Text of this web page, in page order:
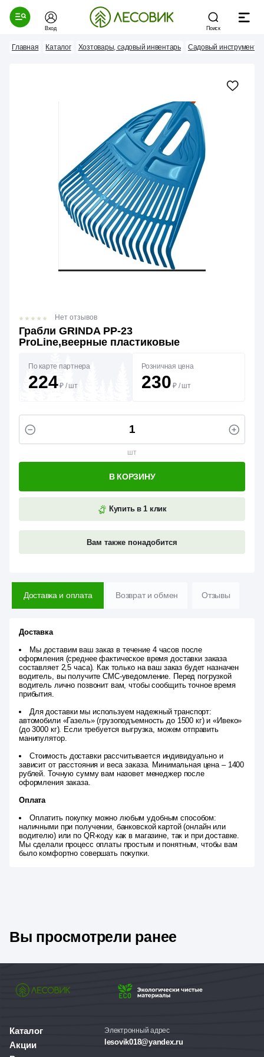
Вход Поиск
Главная Каталог Хозтовары, садовый инвентарь Садовый инструмент
Грабли GRINDA PP-23
ProLine,веерные пластиковые
Нет отзывов
По карте партнера
224₽ / шт
Розничная цена
230 ₽ / шт
шт
Купить в 1 клик
Вам также понадобится
В КОРЗИНУ
Доставка и оплата Возврат и обмен Отзывы
Доставка
Мы доставим ваш заказ в течение 4 часов после
оформления (среднее фактическое время доставки заказа
составляет 2,5 часа). Как только на ваш заказ будет назначен
водитель, вы получите СМС-уведомление. Перед погрузкой
водитель лично позвонит вам, чтобы сообщить точное время
прибытия.
Для доставки мы используем надежный транспорт:
автомобили «Газель» (грузоподъемность до 1500 кг) и «Ивеко»
(до 3000 кг). Если требуется выгрузка, можем отправить
манипулятор.
Стоимость доставки рассчитывается индивидуально и
зависит от расстояния и веса заказа. Минимальная цена – 1400
рублей. Точную сумму вам назовет менеджер после
оформления заказа.
Оплата
Оплатить покупку можно любым удобным способом:
наличными при получении, банковской картой (онлайн или
водителю) или по QR-коду как в магазине, так и при доставке.
Мы сделали процесс оплаты простым и понятным, чтобы вам
было комфортно совершать покупки.
Вы просмотрели ранее
Каталог
Акции
Электронный адрес
lesovik018@yandex.ru